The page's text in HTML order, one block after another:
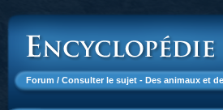
Forum / Consulter le sujet - Des animaux et